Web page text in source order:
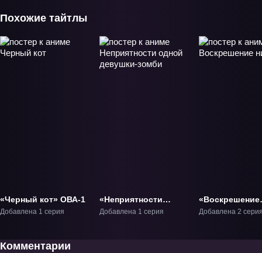
Похожие тайтлы
«Черный кот» ОВА-1
Добавлена 1 серия
«Неприятности
одной девушки-
Добавлена 1 серия
«Воскрешение
ниндзя» ОВА-1
Добавлена 2
Комментарии